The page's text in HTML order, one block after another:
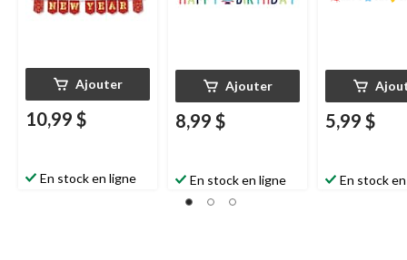
Ajouter
10,99 $
En stock en ligne
Ajouter
8,99 $
En stock en ligne
5,99 $
En stock